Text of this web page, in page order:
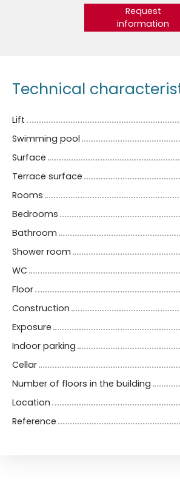
Request
information
Technical
Lift
Swimming pool
Surface
Terrace surface
Rooms
Bedrooms
Bathroom
Shower room
WC
Floor
Construction
Exposure
Indoor parking
Cellar
Number of floors in the building
Location
Reference